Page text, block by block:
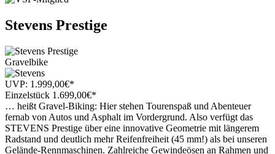
Stevens Prestige
Gravelbike
UVP: 1.999,00€*
Einzelstück 1.699,00€*
… heißt Gravel-Biking: Hier stehen Tourenspaß und Abenteuer
fernab von Autos und Asphalt im Vordergrund. Also verfügt das
STEVENS Prestige über eine innovative Geometrie mit längerem
Radstand und deutlich mehr Reifenfreiheit (45 mm!) als bei unseren
Gelände-Rennmaschinen. Zahlreiche Gewindeösen an Rahmen und